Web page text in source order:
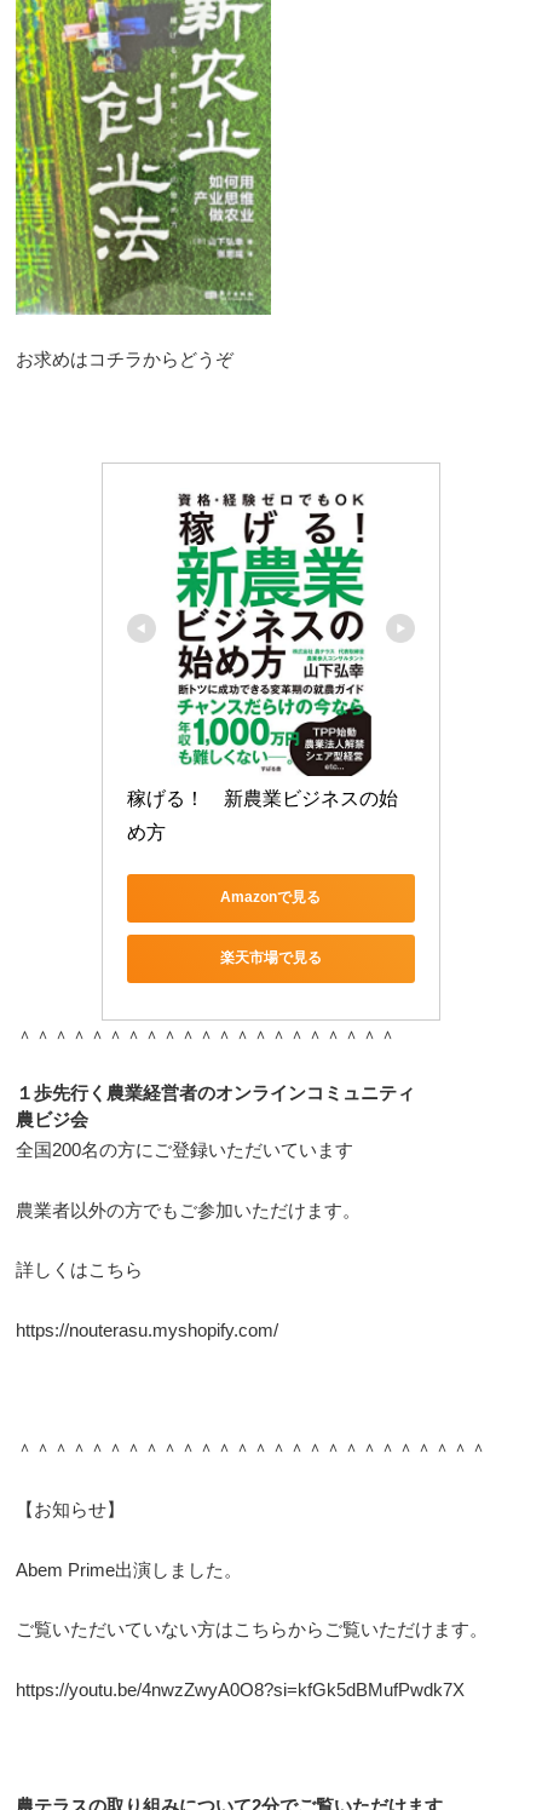
お求めはコチラからどうぞ
稼げる！　新農業ビジネスの始
め方
Amazonで見る
楽天市場で見る
＾＾＾＾＾＾＾＾＾＾＾＾＾＾＾＾＾＾＾＾＾
１歩先行く農業経営者のオンラインコミュニティ
農ビジ会
全国200名の方にご登録いただいています
農業者以外の方でもご参加いただけます。
詳しくはこちら
https://nouterasu.myshopify.com/
＾＾＾＾＾＾＾＾＾＾＾＾＾＾＾＾＾＾＾＾＾＾＾＾＾＾
【お知らせ】
Abem Prime出演しました。
ご覧いただいていない方はこちらからご覧いただけます。
https://youtu.be/4nwzZwyA0O8?si=kfGk5dBMufPwdk7X
農テラスの取り組みについて2分でご覧いただけます